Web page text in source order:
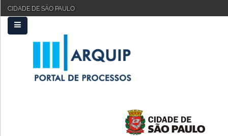
CIDADE DE SÃO PAULO
PRINCIPAL
FAQ